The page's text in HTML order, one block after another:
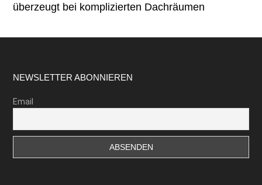
überzeugt bei komplizierten Dachräumen
Footer
NEWSLETTER ABONNIEREN
Email